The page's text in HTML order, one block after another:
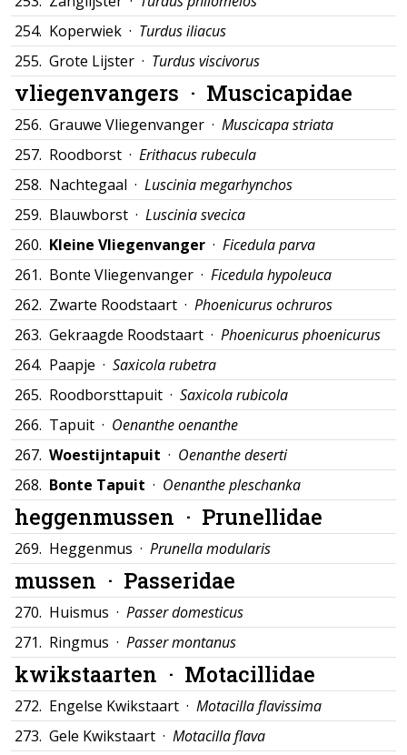
254. Koperwiek · Turdus iliacus
255. Grote Lijster · Turdus viscivorus
vliegenvangers · Muscicapidae
256. Grauwe Vliegenvanger · Muscicapa striata
257. Roodborst · Erithacus rubecula
258. Nachtegaal · Luscinia megarhynchos
259. Blauwborst · Luscinia svecica
260. Kleine Vliegenvanger · Ficedula parva
261. Bonte Vliegenvanger · Ficedula hypoleuca
262. Zwarte Roodstaart · Phoenicurus ochruros
263. Gekraagde Roodstaart · Phoenicurus phoenicurus
264. Paapje · Saxicola rubetra
265. Roodborsttapuit · Saxicola rubicola
266. Tapuit · Oenanthe oenanthe
267. Woestijntapuit · Oenanthe deserti
268. Bonte Tapuit · Oenanthe pleschanka
heggenmussen · Prunellidae
269. Heggenmus · Prunella modularis
mussen · Passeridae
270. Huismus · Passer domesticus
271. Ringmus · Passer montanus
kwikstaarten · Motacillidae
272. Engelse Kwikstaart · Motacilla flavissima
273. Gele Kwikstaart · Motacilla flava